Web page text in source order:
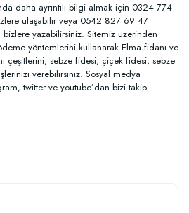
daha ayrıntılı bilgi almak için 0324 774
ulaşabilir veya 0542 827 69 47
yazabilirsiniz. Sitemiz üzerinden
yöntemlerini kullanarak Elma fidanı ve
çeşitlerini, sebze fidesi, çiçek fidesi, sebze
verebilirsiniz. Sosyal medya
twitter ve youtube’dan bizi takip